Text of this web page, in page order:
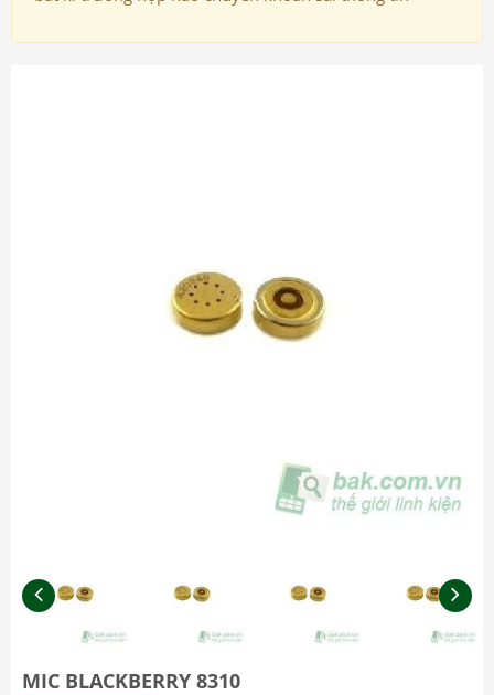
MIC BLACKBERRY 8310